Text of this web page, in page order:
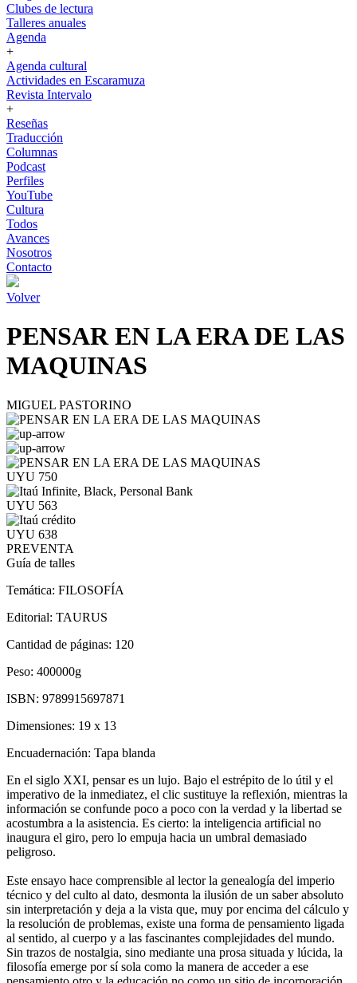
Clubes de lectura
Talleres anuales
Agenda
+
Agenda cultural
Actividades en Escaramuza
Revista Intervalo
+
Reseñas
Traducción
Columnas
Podcast
Perfiles
YouTube
Cultura
Todos
Avances
Nosotros
Contacto
Volver
PENSAR EN LA ERA DE LAS
MAQUINAS
MIGUEL PASTORINO
UYU 750
UYU 563
UYU 638
PREVENTA
Guía de talles
Temática: FILOSOFÍA
Editorial: TAURUS
Cantidad de páginas: 120
Peso: 400000g
ISBN: 9789915697871
Dimensiones: 19 x 13
Encuadernación: Tapa blanda
En el siglo XXI, pensar es un lujo. Bajo el estrépito de lo útil y el
imperativo de la inmediatez, el clic sustituye la reflexión, mientras la
información se confunde poco a poco con la verdad y la libertad se
acostumbra a la asistencia. Es cierto: la inteligencia artificial no
inaugura el giro, pero lo empuja hacia un umbral demasiado
peligroso.
Este ensayo hace comprensible al lector la genealogía del imperio
técnico y del culto al dato, desmonta la ilusión de un saber absoluto
sin interpretación y deja a la vista que, muy por encima del cálculo y
la resolución de problemas, existe una forma de pensamiento ligada
al sentido, al cuerpo y a las fascinantes complejidades del mundo.
Sin trazos de nostalgia, sino mediante una prosa situada y lúcida, la
filosofía emerge por sí sola como la manera de acceder a ese